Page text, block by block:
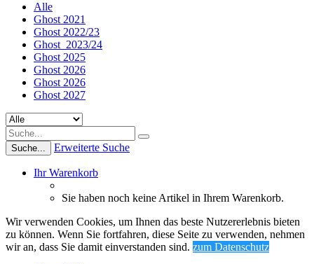
Alle
Ghost 2021
Ghost 2022/23
Ghost_2023/24
Ghost 2025
Ghost 2026
Ghost 2026
Ghost 2027
Suche... Erweiterte Suche
Ihr Warenkorb
Sie haben noch keine Artikel in Ihrem Warenkorb.
Wir verwenden Cookies, um Ihnen das beste Nutzererlebnis bieten
zu können. Wenn Sie fortfahren, diese Seite zu verwenden, nehmen
wir an, dass Sie damit einverstanden sind. zum Datenschutz